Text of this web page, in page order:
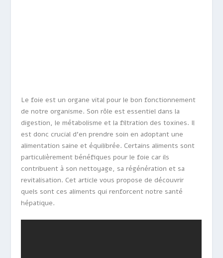
Le foie est un organe vital pour le bon fonctionnement
de notre organisme. Son rôle est essentiel dans la
digestion, le métabolisme et la filtration des toxines. Il
est donc crucial d’en prendre soin en adoptant une
alimentation saine et équilibrée. Certains aliments sont
particulièrement bénéfiques pour le foie car ils
contribuent à son nettoyage, sa régénération et sa
revitalisation. Cet article vous propose de découvrir
quels sont ces aliments qui renforcent notre santé
hépatique.